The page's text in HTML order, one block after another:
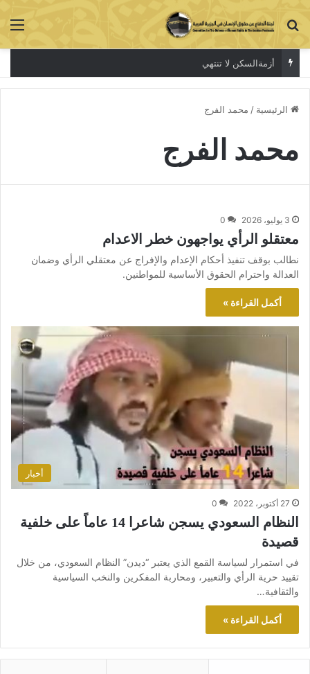
بحث عن
أزمةالسكن لا تنتهي
الرئيسية / محمد الفرج
محمد الفرج
3 يوليو، 2026 0
معتقلو الرأي يواجهون خطر الاعدام
نطالب بوقف تنفيذ أحكام الإعدام والإفراج عن معتقلي الرأي وضمان
العدالة واحترام الحقوق الأساسية للمواطنين.
أكمل القراءة »
أخبار
27 أكتوبر، 2022 0
النظام السعودي يسجن شاعرا 14 عاماً على خلفية
قصيدة
في استمرار لسياسة القمع الذي يعتبر “ديدن” النظام السعودي، من خلال
تقييد حرية الرأي والتعبير، ومحاربة المفكرين والنخب السياسية
والثقافية…
أكمل القراءة »